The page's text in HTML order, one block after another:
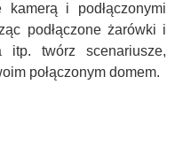
i podłączonymi
podłączone żarówki i
itp. twórz scenariusze,
połączonym domem.